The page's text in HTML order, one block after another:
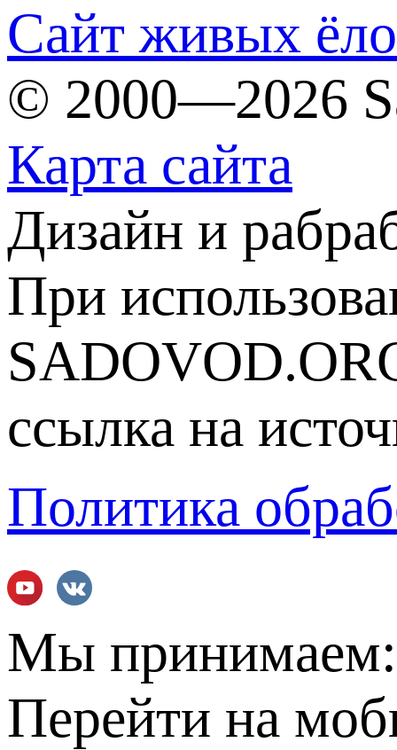
Сайт живых
© 2000—2026
Карта сайта
Дизайн и
При
ссылка на
Политика
Мы
Перейти на